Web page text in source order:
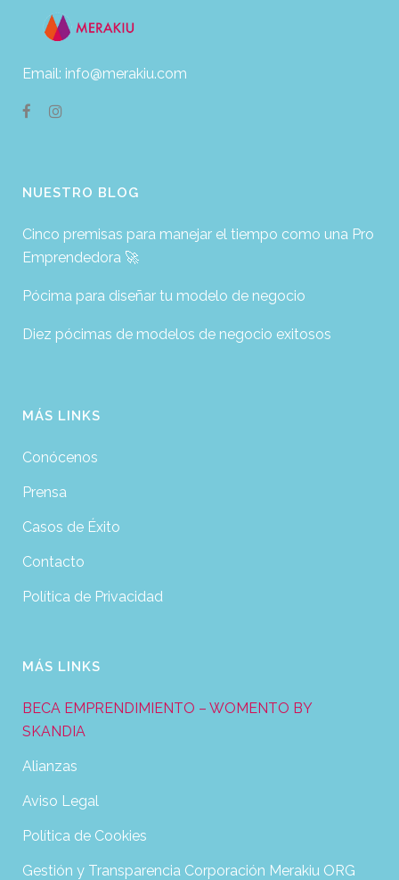
Email: info@merakiu.com
NUESTRO BLOG
Cinco premisas para manejar el tiempo como una Pro
Emprendedora 🚀
Pócima para diseñar tu modelo de negocio
Diez pócimas de modelos de negocio exitosos
MÁS LINKS
Conócenos
Prensa
Casos de Éxito
Contacto
Política de Privacidad
MÁS LINKS
BECA EMPRENDIMIENTO – WOMENTO BY
SKANDIA
Alianzas
Aviso Legal
Política de Cookies
Gestión y Transparencia Corporación Merakiu ORG